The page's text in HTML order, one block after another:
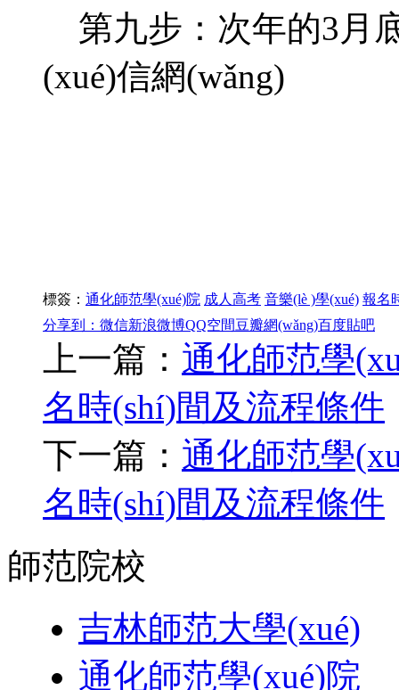
第九步：次年的3月
(xué)信網(wǎng)
標簽： 通化師范學(xué)院 成人高考 音樂(lè )學(xué) 報名
分享到： 微信新浪微博QQ空間豆瓣網(wǎng)百度貼吧
上一篇： 通化師范學
名時(shí)間及流程條件
下一篇： 通化師范學
名時(shí)間及流程條件
師范院校
吉林師范大學(xué)
通化師范學(xué)院